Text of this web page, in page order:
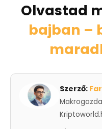
Olvastad
bajban –
Szerző: